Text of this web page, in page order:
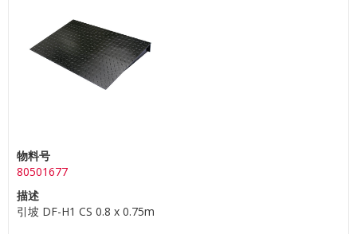
物料号
80501677
描述
引坡 DF-H1 CS 0.8 x 0.75m